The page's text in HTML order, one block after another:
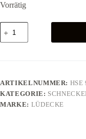
Vorrätig
SCHLAUCHSCHELLE
SS
DIN
90
MM
Menge
ARTIKELNUMMER: HSE
KATEGORIE:
MARKE: LÜDECKE